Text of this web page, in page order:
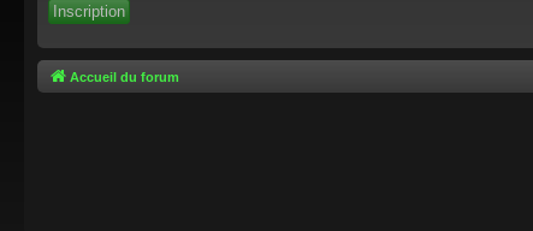
Inscription
Accueil du forum